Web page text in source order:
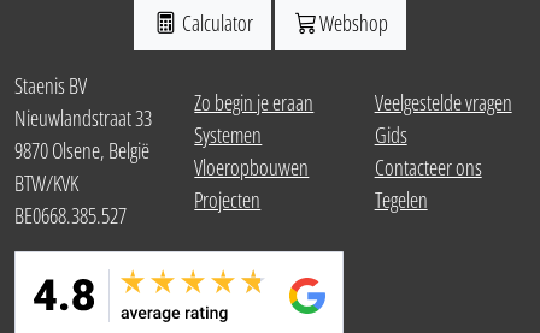
Calculator Webshop
Staenis BV
Nieuwlandstraat 33
9870 Olsene, België
BTW/KVK
BE0668.385.527
Zo begin je eraan
Systemen
Vloeropbouwen
Projecten
Veelgestelde vragen
Gids
Contacteer ons
Tegelen